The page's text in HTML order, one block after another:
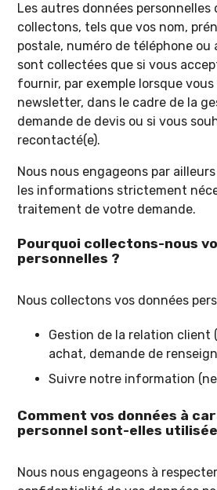
Les autres données personnelles
collectons, tels que vos nom,
postale, numéro de téléphone ou
sont collectées que si vous
fournir, par exemple lorsque
newsletter, dans le cadre de la
demande de devis ou si vous
recontacté(e).
Nous nous engageons par
les informations strictement
traitement de votre demande.
Pourquoi collectons-nous
personnelles ?
Nous collectons vos données
Gestion de la relation client
achat, demande de
Suivre notre information
Comment vos données à
personnel sont-elles
Nous nous engageons à